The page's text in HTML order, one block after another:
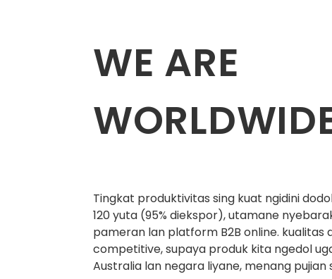
WE ARE
Tingkat produktivitas sing kuat ngidini
120 yuta (95% diekspor), utamane
pameran lan platform B2B online. kualitas
competitive, supaya produk kita ngedol
Australia lan negara liyane, menang pujian